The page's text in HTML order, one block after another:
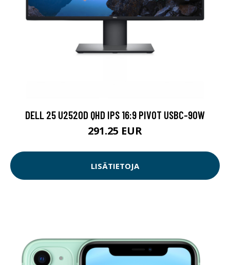
DELL 25 U2520D QHD IPS 16:9 PIVOT USBC-90W
291.25 EUR
LISÄTIETOJA